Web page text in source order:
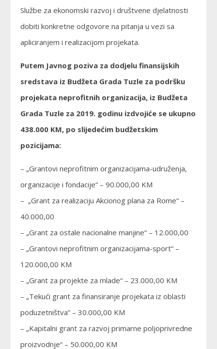
Službe za ekonomski razvoj i društvene djelatnosti
dobiti konkretne odgovore na pitanja u vezi sa
apliciranjem i realizacijom projekata.
Putem Javnog poziva za dodjelu finansijskih
sredstava iz Budžeta Grada Tuzle za podršku
projekata neprofitnih organizacija, iz Budžeta
Grada Tuzle za 2019. godinu izdvojiće se ukupno
438.000 KM, po slijedećim budžetskim
pozicijama:
– „Grantovi neprofitnim organizacijama-udruženja,
organizacije i fondacije“ – 90.000,00 KM
– „Grant za realizaciju Akcionog plana za Rome“ –
40.000,00
– „Grant za ostale nacionalne manjine“ – 12.000,00
– „Grantovi neprofitnim organizacijama-sport“ –
120.000,00 KM
– „Grant za projekte za mlade“ – 23.000,00 KM
– „Tekući grant za finansiranje projekata iz oblasti
poduzetništva” – 30.000,00 KM
– „Kapitalni grant za razvoj primarne poljoprivredne
proizvodnje“ – 50.000,00 KM